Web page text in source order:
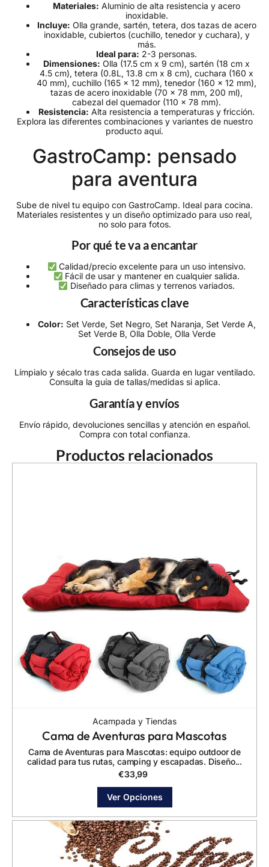
Materiales: Aluminio de alta resistencia y acero
inoxidable.
Incluye: Olla grande, sartén, tetera, dos tazas de acero
inoxidable, cubiertos (cuchillo, tenedor y cuchara), y
más.
Ideal para: 2-3 personas.
Dimensiones: Olla (17.5 cm x 9 cm), sartén (18 cm x
4.5 cm), tetera (0.8L, 13.8 cm x 8 cm), cuchara (160 x
40 mm), cuchillo (165 x 12 mm), tenedor (160 x 12 mm),
tazas de acero inoxidable (70 x 78 mm, 200 ml),
cabezal del quemador (110 x 78 mm).
Resistencia: Alta resistencia a temperaturas y fricción.
Explora las diferentes combinaciones y variantes de nuestro
producto aquí.
GastroCamp: pensado
para aventura
Sube de nivel tu equipo con GastroCamp. Ideal para cocina.
Materiales resistentes y un diseño optimizado para uso real,
no solo para fotos.
Por qué te va a encantar
Calidad/precio excelente para un uso intensivo.
Fácil de usar y mantener en cualquier salida.
Diseñado para climas y terrenos variados.
Características clave
Color: Set Verde, Set Negro, Set Naranja, Set Verde A,
Set Verde B, Olla Doble, Olla Verde
Consejos de uso
Límpialo y sécalo tras cada salida. Guarda en lugar ventilado.
Consulta la guía de tallas/medidas si aplica.
Garantía y envíos
Envío rápido, devoluciones sencillas y atención en español.
Compra con total confianza.
Productos relacionados
Acampada y Tiendas
Cama de Aventuras para Mascotas
Cama de Aventuras para Mascotas: equipo outdoor de
calidad para tus rutas, camping y escapadas. Diseño...
€33,99
Ver Opciones